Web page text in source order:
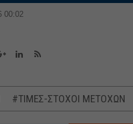
00:02
#ΤΙΜΕΣ-ΣΤΟΧΟΙ ΜΕΤΟΧΩΝ